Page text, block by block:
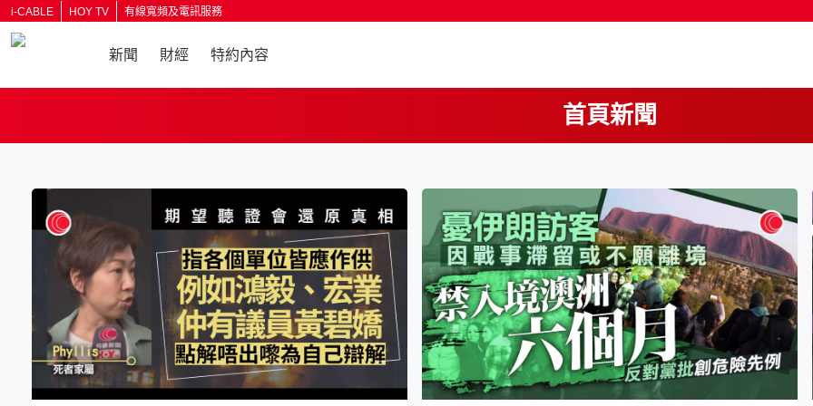
i-CABLE HOY TV 有線寬頻及電訊服務
新聞 財經 特約內容
首頁新聞
按輸入鍵開始搜尋